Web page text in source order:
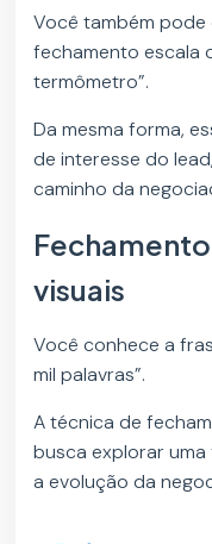
Você também
fechamento escala
termômetro”.
Da mesma forma,
de interesse do
caminho da
visuais
Você conhece a
mil palavras”.
A técnica de
busca explorar
a evolução da